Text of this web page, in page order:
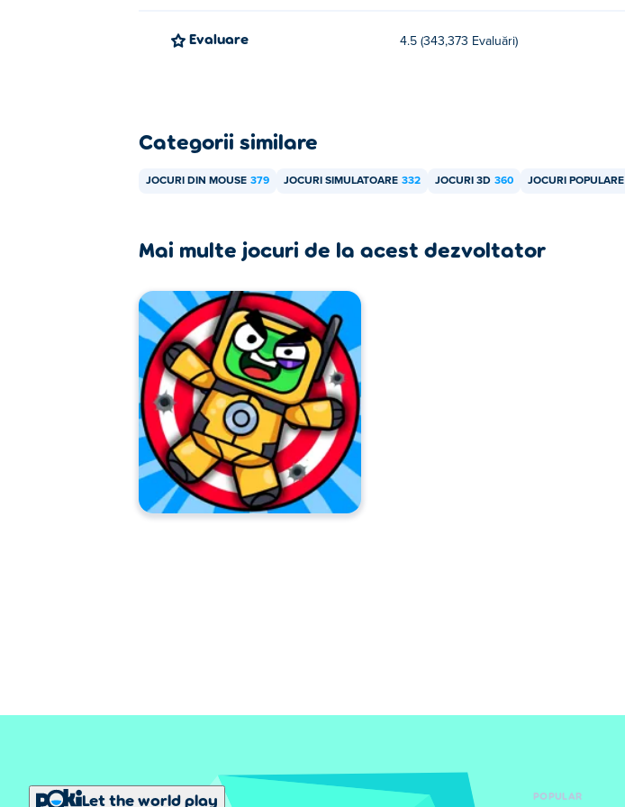
Evaluare 4.5 (343,373 Evaluări)
Categorii similare
JOCURI DIN MOUSE 379 JOCURI SIMULATOARE 332 JOCURI 3D 360 JOCURI POPULARE
Mai multe jocuri de la acest dezvoltator
Let the world play POPULAR